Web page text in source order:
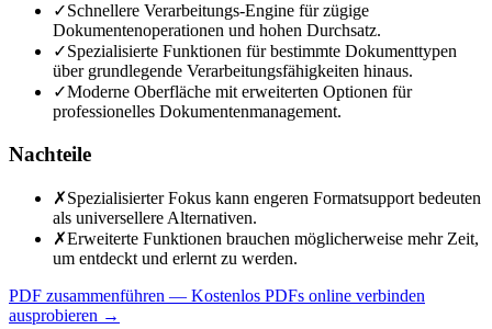
✓Schnellere Verarbeitungs-Engine für zügige
Dokumentenoperationen und hohen Durchsatz.
✓Spezialisierte Funktionen für bestimmte Dokumenttypen
über grundlegende Verarbeitungsfähigkeiten hinaus.
✓Moderne Oberfläche mit erweiterten Optionen für
professionelles Dokumentenmanagement.
Nachteile
✗Spezialisierter Fokus kann engeren Formatsupport bedeuten
als universellere Alternativen.
✗Erweiterte Funktionen brauchen möglicherweise mehr Zeit,
um entdeckt und erlernt zu werden.
PDF zusammenführen — Kostenlos PDFs online verbinden
ausprobieren →